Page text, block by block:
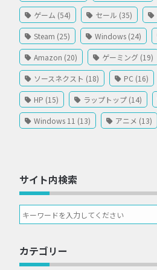
ゲーム (54) セール (35)
Steam (25) Windows (24)
Amazon (20) ゲーミング (19)
ソースネクスト (18) PC (16)
HP (15) ラップトップ (14)
Windows 11 (13) アニメ (13)
サイト内検索
カテゴリー